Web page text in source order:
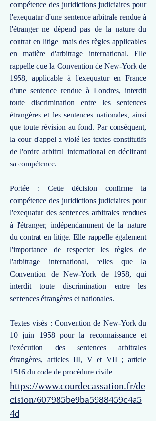
compétence des juridictions judiciaires pour
l'exequatur d'une sentence arbitrale rendue à
l'étranger ne dépend pas de la nature du
contrat en litige, mais des règles applicables
en matière d'arbitrage international. Elle
rappelle que la Convention de New-York de
1958, applicable à l'exequatur en France
d'une sentence rendue à Londres, interdit
toute discrimination entre les sentences
étrangères et les sentences nationales, ainsi
que toute révision au fond. Par conséquent,
la cour d'appel a violé les textes constitutifs
de l'ordre arbitral international en déclinant
sa compétence.
Portée : Cette décision confirme la
compétence des juridictions judiciaires pour
l'exequatur des sentences arbitrales rendues
à l'étranger, indépendamment de la nature
du contrat en litige. Elle rappelle également
l'importance de respecter les règles de
l'arbitrage international, telles que la
Convention de New-York de 1958, qui
interdit toute discrimination entre les
sentences étrangères et nationales.
Textes visés : Convention de New-York du
10 juin 1958 pour la reconnaissance et
l'exécution des sentences arbitrales
étrangères, articles III, V et VII ; article
1516 du code de procédure civile.
https://www.courdecassation.fr/de
cision/607985be9ba5988459c4a5
4d